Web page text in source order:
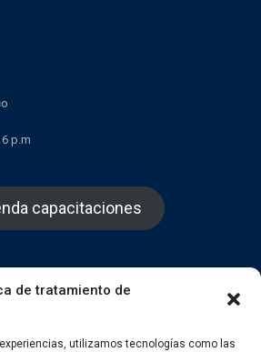
de tratamiento de
utilizamos tecnologías como las
6 p.m
capacitaciones